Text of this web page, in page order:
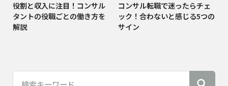
役割と収入に注目！コンサル
タントの役職ごとの働き方を
解説
コンサル転職で迷ったらチェ
ック！合わないと感じる5つの
サイン